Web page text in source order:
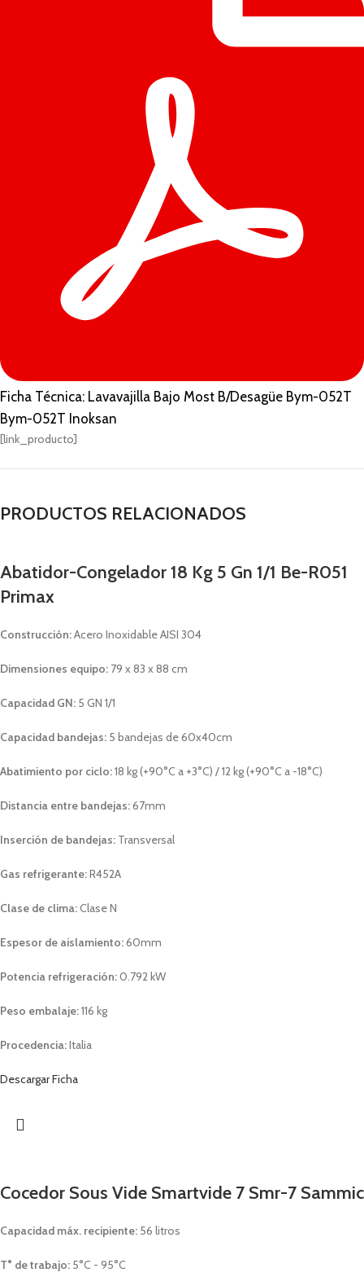
Ficha Técnica: Lavavajilla Bajo Most B/Desagüe Bym-052T
Bym-052T Inoksan
[link_producto]
PRODUCTOS RELACIONADOS
Abatidor-Congelador 18 Kg 5 Gn 1/1 Be-R051
Primax
Construcción:Acero Inoxidable AISI 304
Dimensiones equipo: 79 x 83 x 88 cm
Capacidad GN: 5 GN 1/1
Capacidad bandejas: 5 bandejas de 60x40cm
Abatimiento por ciclo:18 kg (+90°C a +3°C) / 12 kg (+90°C a -18°C)
Distancia entre bandejas:67mm
Inserción de bandejas: Transversal
Gas refrigerante:R452A
Clase de clima:Clase N
Espesor de aislamiento:60mm
Potencia refrigeración:0.792 kW
Peso embalaje:116 kg
Procedencia:Italia
Descargar Ficha
Cocedor Sous Vide Smartvide 7 Smr-7 Sammic
Capacidad máx. recipiente: 56 litros
T° de trabajo: 5°C - 95°C